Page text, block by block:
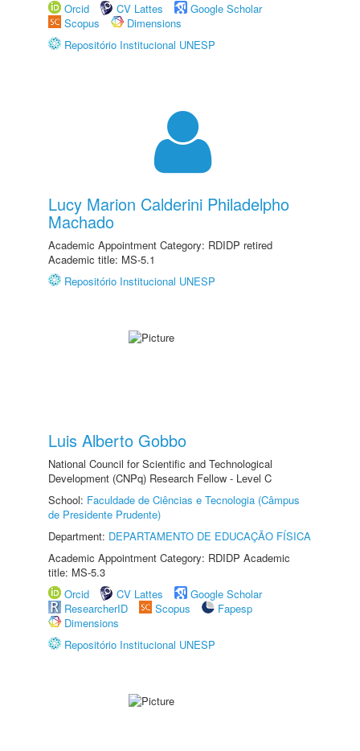
Orcid
CV Lattes
Google Scholar
Scopus
Dimensions
Repositório Institucional UNESP
Lucy Marion Calderini Philadelpho
Machado
Academic Appointment Category: RDIDP retired
Academic title: MS-5.1
Repositório Institucional UNESP
Luis Alberto Gobbo
National Council for Scientific and Technological
Development (CNPq) Research Fellow - Level C
School: Faculdade de Ciências e Tecnologia (Câmpus
de Presidente Prudente)
Department: DEPARTAMENTO DE EDUCAÇÃO FÍSICA
Academic Appointment Category: RDIDP Academic
title: MS-5.3
Orcid
CV Lattes
Google Scholar
ResearcherID
Scopus
Fapesp
Dimensions
Repositório Institucional UNESP